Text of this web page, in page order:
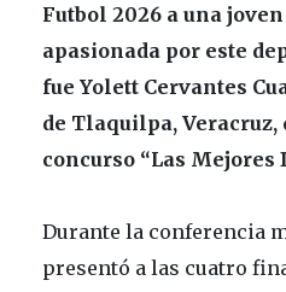
Futbol 2026 a una
apasionada por este
fue Yolett Cervantes
de Tlaquilpa, Veracruz,
concurso “Las Mejores
Durante la conferencia
presentó a las cuatro